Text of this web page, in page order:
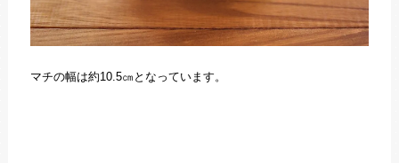
マチの幅は約10.5㎝となっています。